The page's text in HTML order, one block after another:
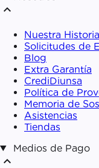
expand_less
Nuestra Historia
Solicitudes de
Blog
Extra Garantía
CrediDiunsa
Política de
Memoria de
Asistencias
Tiendas
Medios de Pago
expand_less